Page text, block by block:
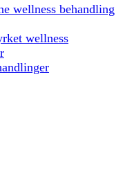
wellness behandling
wellness